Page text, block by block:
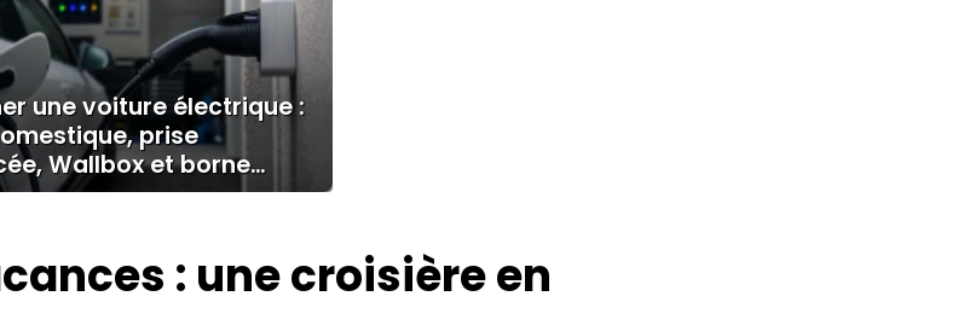
une voiture électrique :
prise
Wallbox et borne
: une croisière en